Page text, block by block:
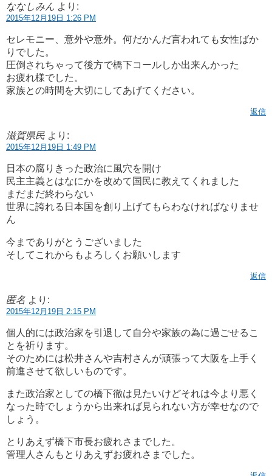
ななしみん より:
2015年12月19日 1:26 PM
セレモニー、意外や意外。何だかんだ言われても女性ばか
りでした。
圧倒されちゃって後方で橋下コールしか出来んかった
お疲れ様でした。
家族との時間を大切にしてあげてください。
返信
滋賀県民 より:
2015年12月19日 1:49 PM
日本の腐りきった政治に風穴を開け
民主主義とはなにかを改めて国民に教えてくれました
まだまだ終わらない
世界に誇れる日本国を創り上げてもらわなければなりませ
ん
今までありがとうございました
そしてこれからもよろしくお願いします
返信
匿名 より:
2015年12月19日 2:15 PM
個人的には政治家を引退して自分や家族の為に過ごせるこ
とを祈ります。
そのためには松井さんや吉村さんが頑張って大阪を上手く
前進させて欲しいものです。
また政治家としての橋下徹は見たいけどそれは今より悪く
なった時でしょうから出来れば見られない方が幸せなので
しょう。
とりあえず橋下市長お疲れさまでした。
管理人さんもとりあえずお疲れさまでした。